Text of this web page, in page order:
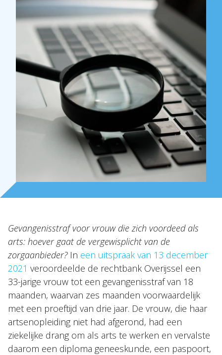
Expertises
Internationaal
Nieuws
NL EN DE FR
Gevangenisstraf voor vrouw die zich voordeed als
arts: hoever gaat de vergewisplicht van de
zorgaanbieder?In een uitspraak van 13 december
2021 veroordeelde de rechtbank Overijssel een
33-jarige vrouw tot een gevangenisstraf van 18
maanden, waarvan zes maanden voorwaardelijk
met een proeftijd van drie jaar. De vrouw, die haar
artsenopleiding niet had afgerond, had een
ziekelijke drang om als arts te werken en vervalste
daarom een diploma geneeskunde, een paspoort,